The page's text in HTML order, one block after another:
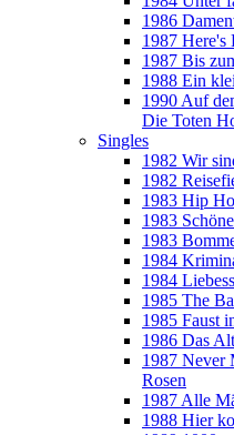
1986
1987 Here's
1987 Bis
1988 Ein
1990 Auf
Die Toten
Singles
1982 Wir
1982
1983 Hip
1983
1983
1984
1984
1985 The
1985 Faust
1986 Das
1987 Never
Rosen
1987 Alle
1988 Hier